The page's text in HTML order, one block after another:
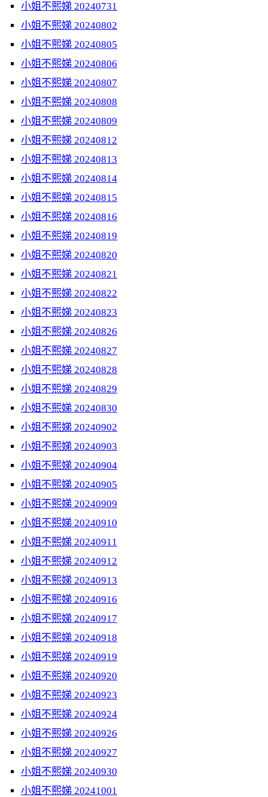
小姐不熙娣 20240731
小姐不熙娣 20240802
小姐不熙娣 20240805
小姐不熙娣 20240806
小姐不熙娣 20240807
小姐不熙娣 20240808
小姐不熙娣 20240809
小姐不熙娣 20240812
小姐不熙娣 20240813
小姐不熙娣 20240814
小姐不熙娣 20240815
小姐不熙娣 20240816
小姐不熙娣 20240819
小姐不熙娣 20240820
小姐不熙娣 20240821
小姐不熙娣 20240822
小姐不熙娣 20240823
小姐不熙娣 20240826
小姐不熙娣 20240827
小姐不熙娣 20240828
小姐不熙娣 20240829
小姐不熙娣 20240830
小姐不熙娣 20240902
小姐不熙娣 20240903
小姐不熙娣 20240904
小姐不熙娣 20240905
小姐不熙娣 20240909
小姐不熙娣 20240910
小姐不熙娣 20240911
小姐不熙娣 20240912
小姐不熙娣 20240913
小姐不熙娣 20240916
小姐不熙娣 20240917
小姐不熙娣 20240918
小姐不熙娣 20240919
小姐不熙娣 20240920
小姐不熙娣 20240923
小姐不熙娣 20240924
小姐不熙娣 20240926
小姐不熙娣 20240927
小姐不熙娣 20240930
小姐不熙娣 20241001